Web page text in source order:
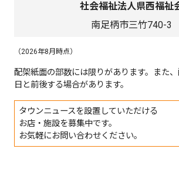
社会福祉法人県西福祉
南足柄市三竹740-3
（2026年8月時点）
配架紙面の部数には限りがあります。また
日と前後する場合があります。
タウンニュースを設置していただける
お店・施設を募集中です。
お気軽にお問い合わせください。